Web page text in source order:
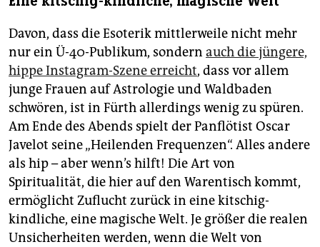
Davon, dass die Esoterik mittlerweile nicht mehr
nur ein Ü-40-Publikum, sondern auch die jüngere,
hippe Instagram-Szene erreicht, dass vor allem
junge Frauen auf Astrologie und Waldbaden
schwören, ist in Fürth allerdings wenig zu spüren.
Am Ende des Abends spielt der Panflötist Oscar
Javelot seine „Heilenden Frequenzen“. Alles andere
als hip – aber wenn’s hilft! Die Art von
Spiritualität, die hier auf den Warentisch kommt,
ermöglicht Zuflucht zurück in eine kitschig-
kindliche, eine magische Welt. Je größer die realen
Unsicherheiten werden, wenn die Welt von